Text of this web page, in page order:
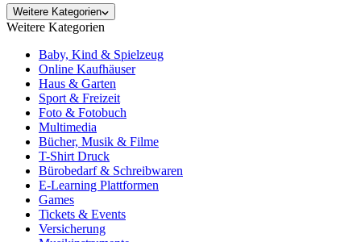
Weitere Kategorien
Weitere Kategorien
Baby, Kind & Spielzeug
Online Kaufhäuser
Haus & Garten
Sport & Freizeit
Foto & Fotobuch
Multimedia
Bücher, Musik & Filme
T-Shirt Druck
Bürobedarf & Schreibwaren
E-Learning Plattformen
Games
Tickets & Events
Versicherung